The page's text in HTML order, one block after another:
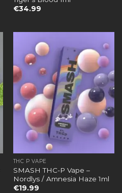
€34.99
THC P VAPE
SMASH THC-P Vape –
Nordlys / Amnesia Haze 1ml
€19.99